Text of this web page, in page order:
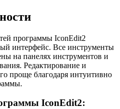
программы IconEdit2
интерфейс. Все инструменты
на панелях инструментов и
Редактирование и
проще благодаря интуитивно
IconEdit2: